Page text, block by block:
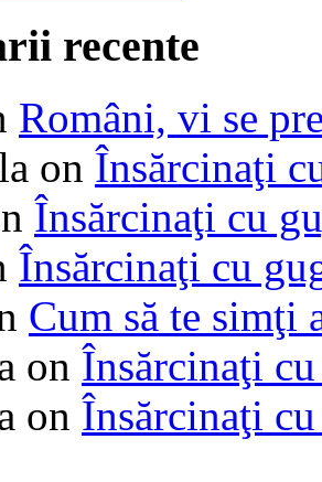
recente
Români, vi se
on Însărcinaţi
Însărcinaţi cu
Însărcinaţi cu
Cum să te simţi
on Însărcinaţi
on Însărcinaţi